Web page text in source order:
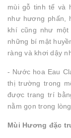
mùi gỗ tinh tế và
như hương phấn,
khí cũng như
những bí mật
ràng và khơi dậy
- Nước hoa Eau
thị trường trong
được trang trí
nằm gọn trong
Mùi Hương đặc